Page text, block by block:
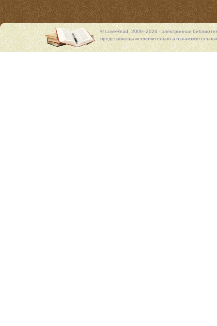
© LoveRead, 2009–2026 - электронная
представлены исключительно в